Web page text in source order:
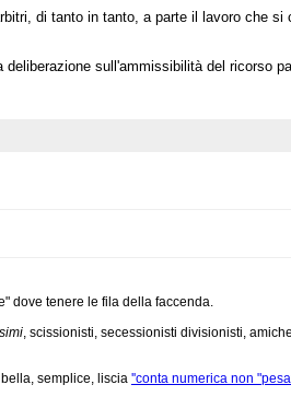
di tanto in tanto, a parte il lavoro che
sull'ammissibilità del ricorso
dove tenere le fila della faccenda.
, scissionisti, secessionisti divisionisti,
semplice, liscia ''conta numerica non